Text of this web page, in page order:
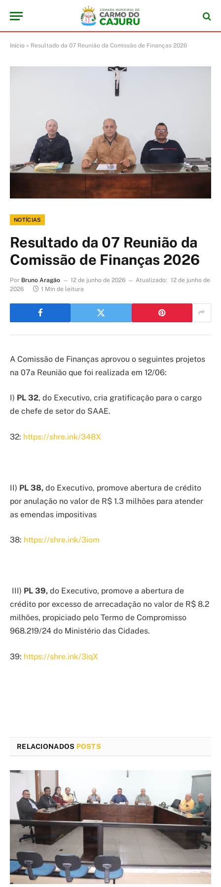
Início » Resultado da 07 Reunião da Comissão de Finanças 2026
NOTÍCIAS
Resultado da 07 Reunião da
Comissão de Finanças 2026
Por Bruno Aragão 12 de junho de 2026 Atualizado: 12 de junho de
2026
1 Min de leitura
A Comissão de Finanças aprovou o seguintes projetos
na 07a Reunião que foi realizada em 12/06:
I) PL 32, do Executivo, cria gratificação para o cargo
de chefe de setor do SAAE.
32: https://shre.ink/348X
II) PL 38, do Executivo, promove abertura de crédito
por anulação no valor de R$ 1.3 milhões para atender
as emendas impositivas
38: https://shre.ink/3iom
III) PL 39, do Executivo, promove a abertura de
crédito por excesso de arrecadação no valor de R$ 8.2
milhões, propiciado pelo Termo de Compromisso
968.219/24 do Ministério das Cidades.
39: https://shre.ink/3iqX
RELACIONADOS POSTS